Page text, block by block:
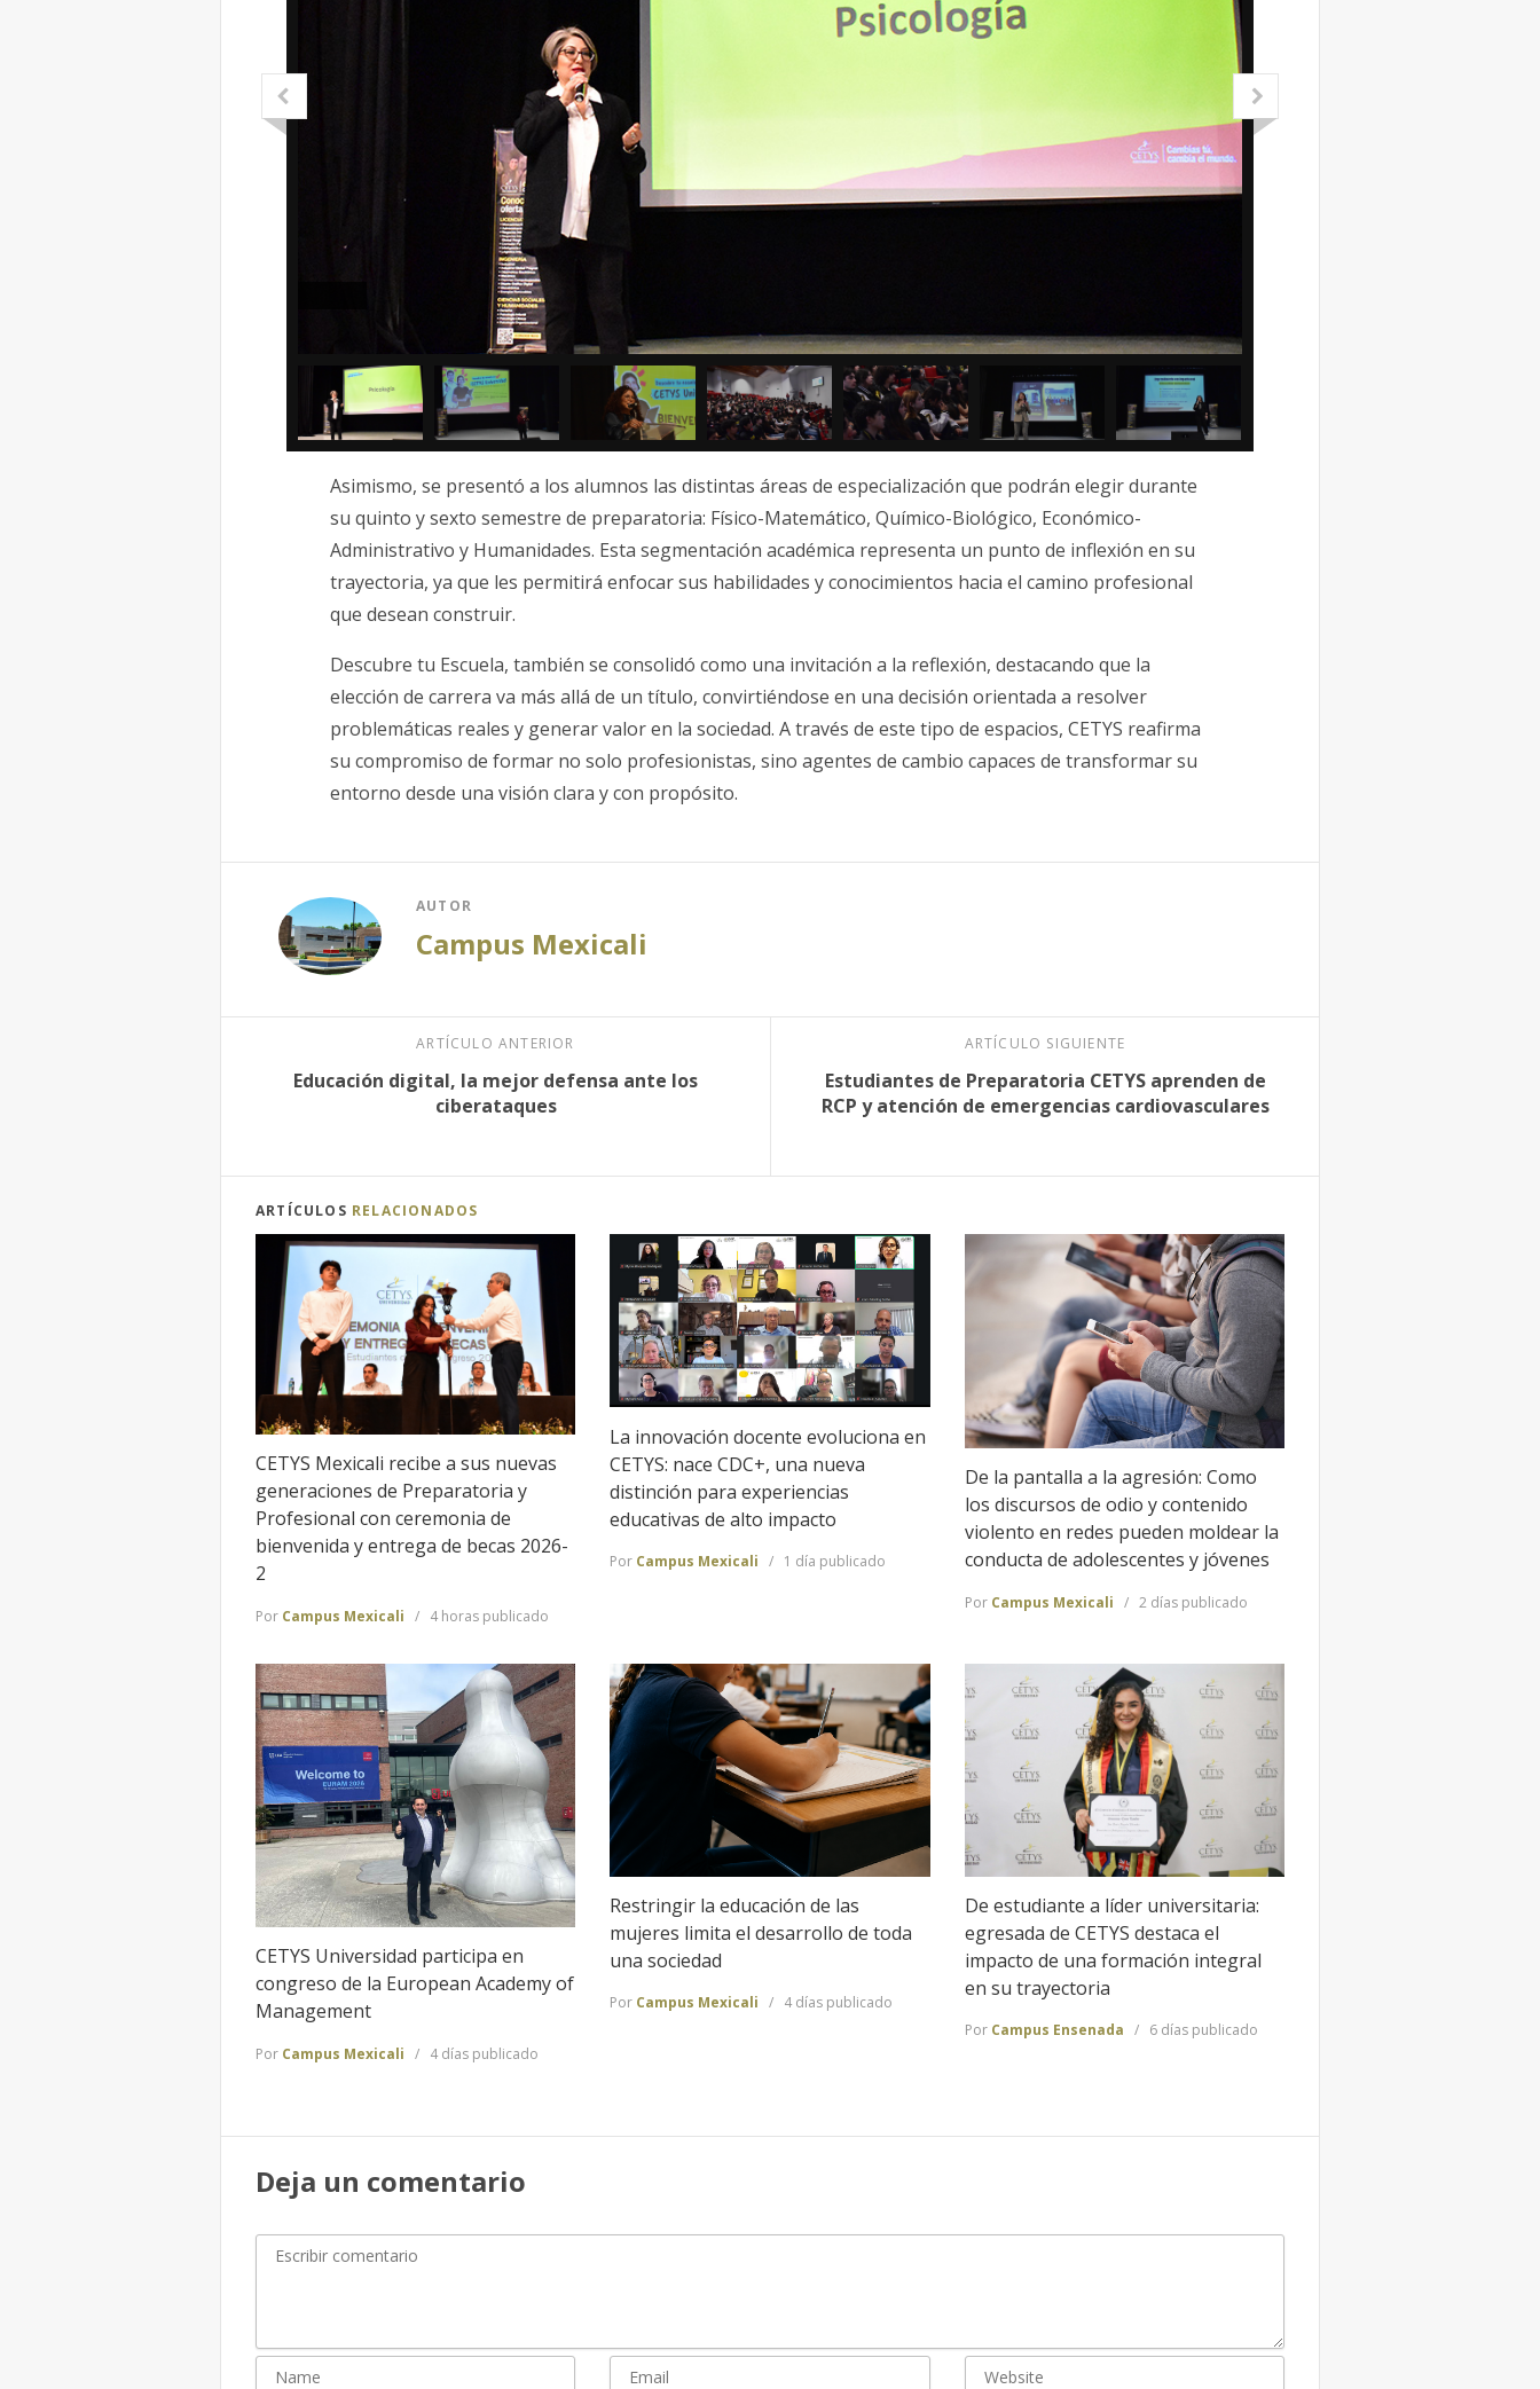
Asimismo, se presentó a los alumnos las distintas áreas de especialización que podrán elegir durante
su quinto y sexto semestre de preparatoria: Físico-Matemático, Químico-Biológico, Económico-
Administrativo y Humanidades. Esta segmentación académica representa un punto de inflexión en su
trayectoria, ya que les permitirá enfocar sus habilidades y conocimientos hacia el camino profesional
que desean construir.
Descubre tu Escuela, también se consolidó como una invitación a la reflexión, destacando que la
elección de carrera va más allá de un título, convirtiéndose en una decisión orientada a resolver
problemáticas reales y generar valor en la sociedad. A través de este tipo de espacios, CETYS reafirma
su compromiso de formar no solo profesionistas, sino agentes de cambio capaces de transformar su
entorno desde una visión clara y con propósito.
AUTOR
Campus Mexicali
ARTÍCULO ANTERIOR
Educación digital, la mejor defensa ante los
ciberataques
ARTÍCULO SIGUIENTE
Estudiantes de Preparatoria CETYS aprenden de
RCP y atención de emergencias cardiovasculares
ARTÍCULOS RELACIONADOS
CETYS Mexicali recibe a sus nuevas
generaciones de Preparatoria y
Profesional con ceremonia de
bienvenida y entrega de becas 2026-
2
Por Campus Mexicali 4 horas publicado
La innovación docente evoluciona en
CETYS: nace CDC+, una nueva
distinción para experiencias
educativas de alto impacto
Por Campus Mexicali 1 día publicado
De la pantalla a la agresión: Como
los discursos de odio y contenido
violento en redes pueden moldear la
conducta de adolescentes y jóvenes
Por Campus Mexicali 2 días publicado
CETYS Universidad participa en
congreso de la European Academy of
Management
Por Campus Mexicali 4 días publicado
Restringir la educación de las
mujeres limita el desarrollo de toda
una sociedad
Por Campus Mexicali 4 días publicado
De estudiante a líder universitaria:
egresada de CETYS destaca el
impacto de una formación integral
en su trayectoria
Por Campus Ensenada 6 días publicado
Deja un comentario